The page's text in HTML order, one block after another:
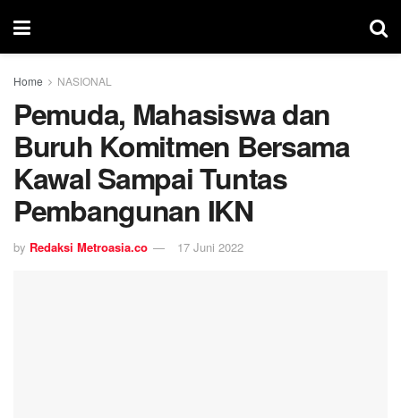
Home NASIONAL
Pemuda, Mahasiswa dan
Buruh Komitmen Bersama
Kawal Sampai Tuntas
Pembangunan IKN
by Redaksi Metroasia.co 17 Juni 2022